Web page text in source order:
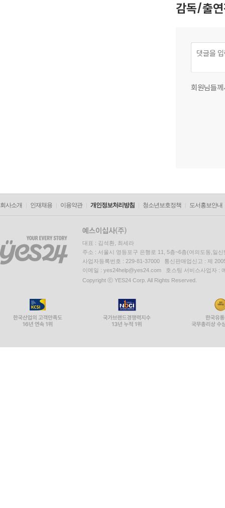
감독/출
회원님들
회사소개 인재채용 이용약관 개인정보처리방침 청소년보호정책 도서홍보안내
대표 : 김석환, 최세라
주소 : 서울시 영등포구 은행로 11, 5층~6층(여의도동,일신
사업자등록번호 : 229-81-37000 통신판매업신고 : 제
이메일 : yes24help@yes24.com 호스팅 서비스사업자 :
Copyright ⓒ YES24 Corp. All Rights Reserved.